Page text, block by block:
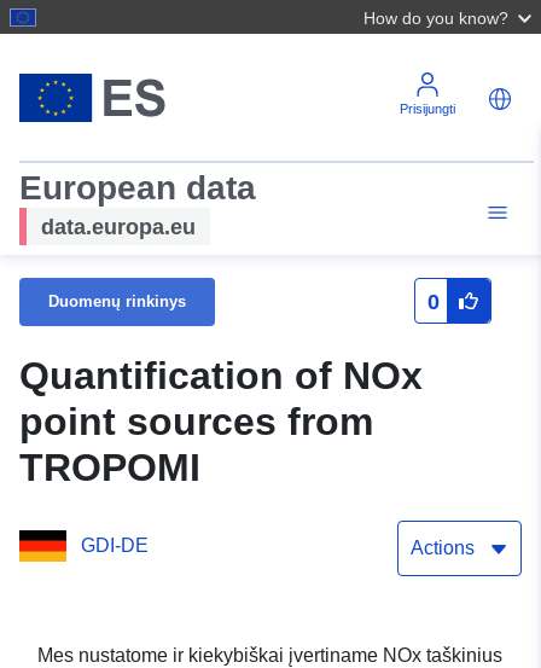
How do you know?
Prisijungti
European data
data.europa.eu
Duomenų rinkinys 0
Quantification of NOx
point sources from
TROPOMI
GDI-DE Actions
Mes nustatome ir kiekybiškai įvertiname NOx taškinius